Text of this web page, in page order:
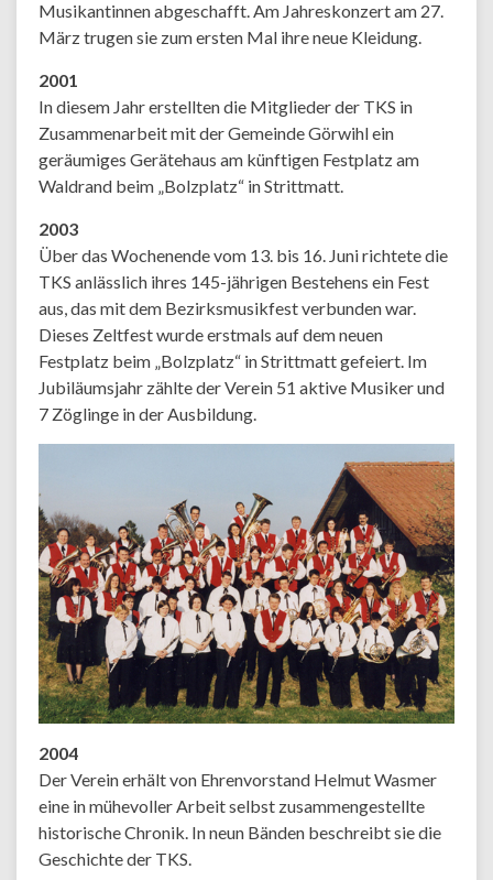
Musikantinnen abgeschafft. Am Jahreskonzert am 27.
März trugen sie zum ersten Mal ihre neue Kleidung.
2001
In diesem Jahr erstellten die Mitglieder der TKS in
Zusammenarbeit mit der Gemeinde Görwihl ein
geräumiges Gerätehaus am künftigen Festplatz am
Waldrand beim „Bolzplatz“ in Strittmatt.
2003
Über das Wochenende vom 13. bis 16. Juni richtete die
TKS anlässlich ihres 145-jährigen Bestehens ein Fest
aus, das mit dem Bezirksmusikfest verbunden war.
Dieses Zeltfest wurde erstmals auf dem neuen
Festplatz beim „Bolzplatz“ in Strittmatt gefeiert. Im
Jubiläumsjahr zählte der Verein 51 aktive Musiker und
7 Zöglinge in der Ausbildung.
2004
Der Verein erhält von Ehrenvorstand Helmut Wasmer
eine in mühevoller Arbeit selbst zusammengestellte
historische Chronik. In neun Bänden beschreibt sie die
Geschichte der TKS.